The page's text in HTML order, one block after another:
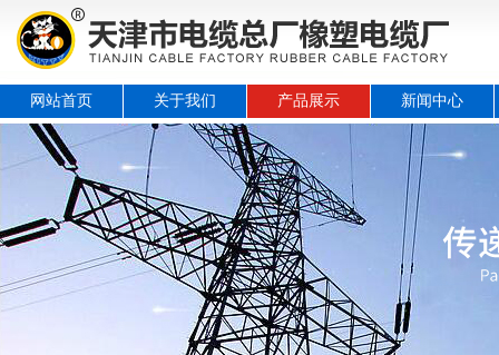
网站首页 关于我们 产品展示 新闻中心